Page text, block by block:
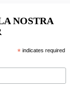
NOSTRA
*indicates required